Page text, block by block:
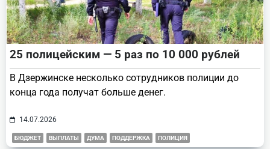
25 полицейским — 5 раз по 10 000 рублей
В Дзержинске несколько сотрудников полиции до
конца года получат больше денег.
14.07.2026
БЮДЖЕТ ВЫПЛАТЫ ДУМА ПОДДЕРЖКА ПОЛИЦИЯ